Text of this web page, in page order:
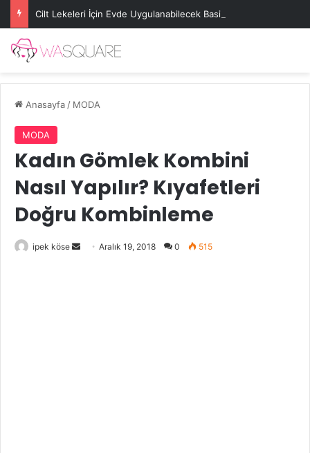
Cilt Lekeleri İçin Evde Uygulanabilecek Basit Maskeler
Anasayfa/ MODA
MODA
Kadın Gömlek Kombini
Nasıl Yapılır? Kıyafetleri
Doğru Kombinleme
ipek köse
Bir
Aralık 19, 2018 0 515